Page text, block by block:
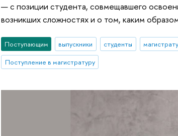
— с позиции студента, совмещавшего
возникших сложностях и о том, каким
Поступающим выпускники студенты
Поступление в магистратуру